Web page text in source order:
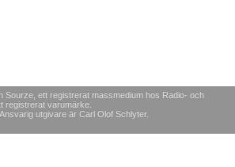
Sourze, ett registrerat massmedium hos Radio- och
registrerat varumärke.
utgivare är Carl Olof Schlyter.